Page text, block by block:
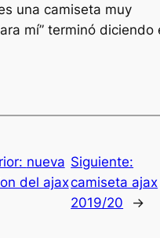
una camiseta muy
mí” terminó diciendo
nueva
del ajax
Siguiente:
camiseta ajax
2019/20
→